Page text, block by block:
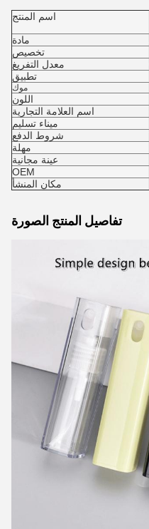
اسم المنتج
مادة
تخصيص
معدل التفريغ
تطبيق
موك
اللون
اسم العلامة التجارية
ميناء تسليم
شروط الدفع
مهلة
عينة مجانية
OEM
مكان المنشأ
تفاصيل المنتج الصورة